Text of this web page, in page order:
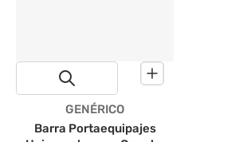
Proveedor:
GENÉRICO
Barra Portaequipajes